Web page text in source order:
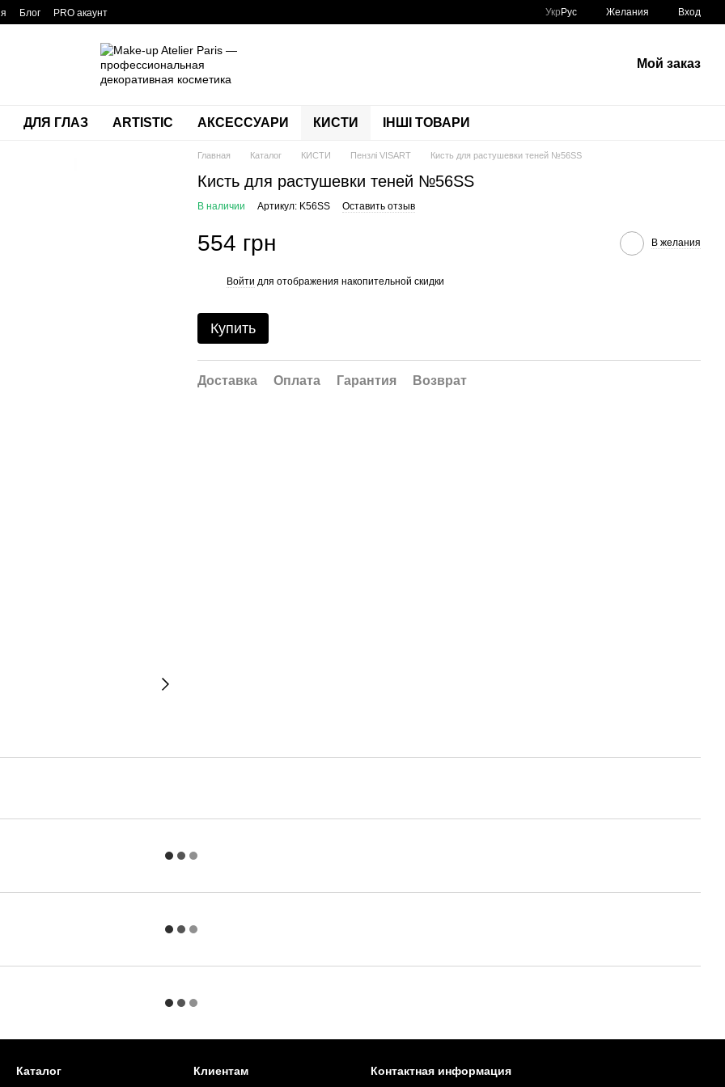
Блог PRO акаунт Укр Рус Желания Вход
Мой заказ
ДЛЯ ГЛАЗ ARTISTIC АКСЕССУАРИ КИСТИ ІНШІ ТОВАРИ
Главная Каталог КИСТИ Пензлі VISART Кисть для растушевки теней №56SS
Кисть для растушевки теней №56SS
В наличии Артикул: K56SS Оставить отзыв
554 грн В желания
Войти для отображения накопительной скидки
Купить
Доставка Оплата Гарантия Возврат
Каталог Клиентам Контактная информация